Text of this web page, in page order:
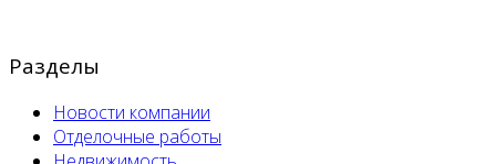
Разделы
Новости компании
Отделочные работы